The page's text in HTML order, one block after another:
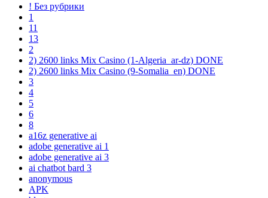
! Без рубрики
1
11
13
2
2) 2600 links Mix Casino (1-Algeria_ar-dz) DONE
2) 2600 links Mix Casino (9-Somalia_en) DONE
3
4
5
6
8
a16z generative ai
adobe generative ai 1
adobe generative ai 3
ai chatbot bard 3
anonymous
APK